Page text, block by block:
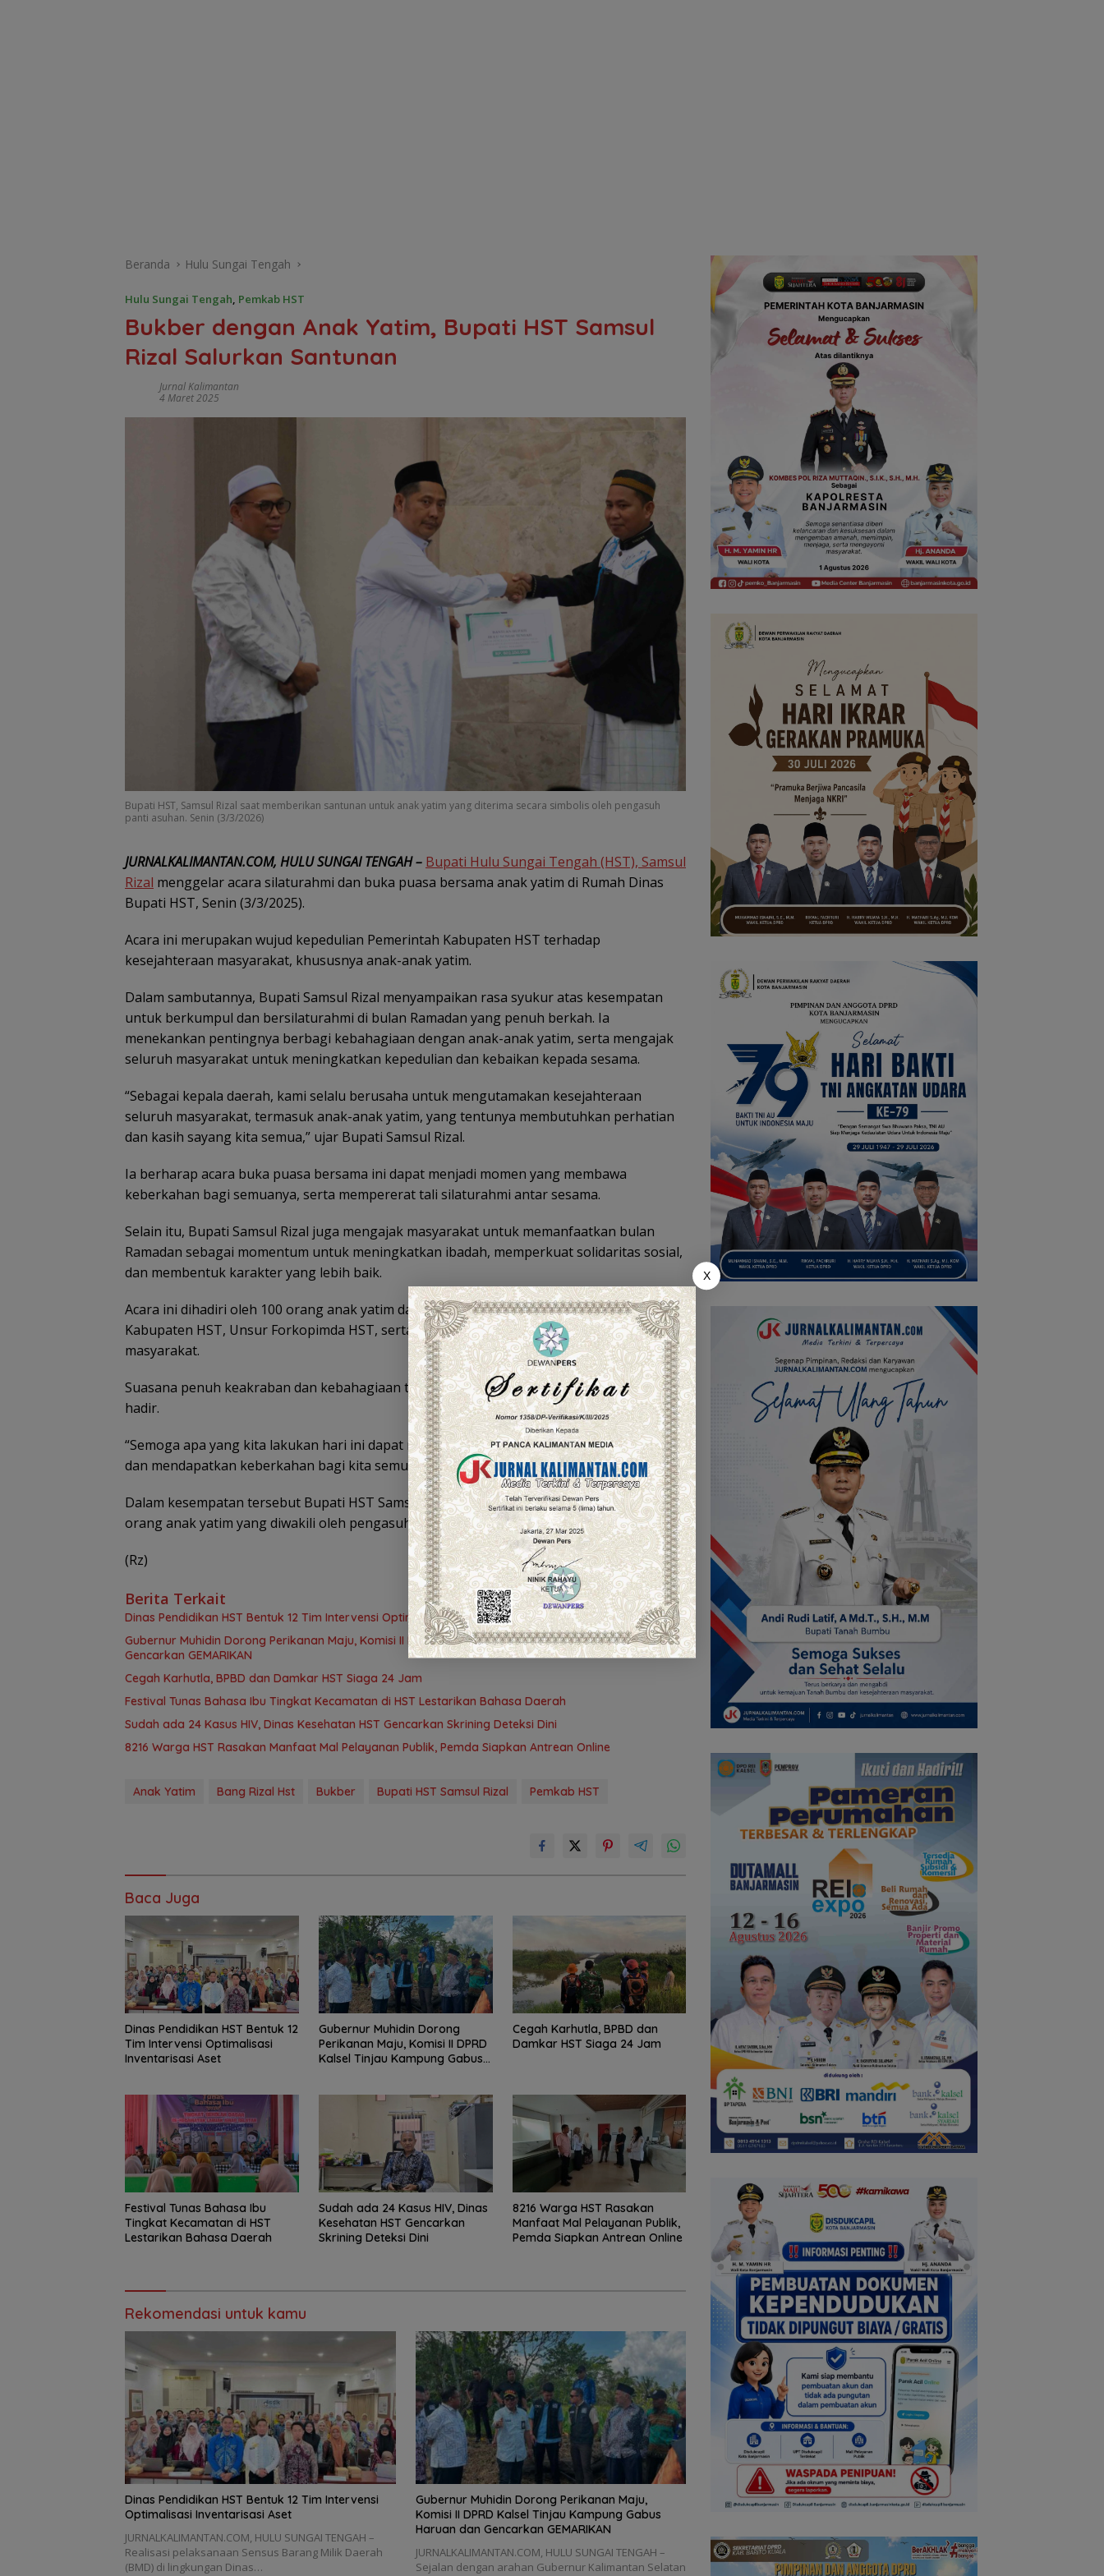
Beranda Hulu Sungai Tengah
Hulu Sungai Tengah, Pemkab HST
Bukber dengan Anak Yatim, Bupati HST Samsul
Rizal Salurkan Santunan
Jurnal Kalimantan
4 Maret 2025
Bupati HST, Samsul Rizal saat memberikan santunan untuk anak yatim yang diterima secara simbolis oleh pengasuh
panti asuhan. Senin (3/3/2026)
JURNALKALIMANTAN.COM, HULU SUNGAI TENGAH – Bupati Hulu Sungai Tengah (HST), Samsul
Rizal menggelar acara silaturahmi dan buka puasa bersama anak yatim di Rumah Dinas
Bupati HST, Senin (3/3/2025).
Acara ini merupakan wujud kepedulian Pemerintah Kabupaten HST terhadap
kesejahteraan masyarakat, khususnya anak-anak yatim.
Dalam sambutannya, Bupati Samsul Rizal menyampaikan rasa syukur atas kesempatan
untuk berkumpul dan bersilaturahmi di bulan Ramadan yang penuh berkah. Ia
menekankan pentingnya berbagi kebahagiaan dengan anak-anak yatim, serta mengajak
seluruh masyarakat untuk meningkatkan kepedulian dan kebaikan kepada sesama.
“Sebagai kepala daerah, kami selalu berusaha untuk mengutamakan kesejahteraan
seluruh masyarakat, termasuk anak-anak yatim, yang tentunya membutuhkan perhatian
dan kasih sayang kita semua,” ujar Bupati Samsul Rizal.
Ia berharap acara buka puasa bersama ini dapat menjadi momen yang membawa
keberkahan bagi semuanya, serta mempererat tali silaturahmi antar sesama.
Selain itu, Bupati Samsul Rizal juga mengajak masyarakat untuk memanfaatkan bulan
Ramadan sebagai momentum untuk meningkatkan ibadah, memperkuat solidaritas sosial,
dan membentuk karakter yang lebih baik.
Acara ini dihadiri oleh 100 orang anak yatim dari berbagai panti asuhan di wilayah
Kabupaten HST, Unsur Forkopimda HST, serta para pejabat daerah dan tokoh
masyarakat.
Suasana penuh keakraban dan kebahagiaan terpancar dari wajah anak-anak yatim yang
hadir.
“Semoga apa yang kita lakukan hari ini dapat menjadi amal yang diterima oleh Allah SWT
dan mendapatkan keberkahan bagi kita semua,” pungkas Bupati Samsul Rizal.
Dalam kesempatan tersebut Bupati HST Samsul Rizal memberikan santunan kepada 100
orang anak yatim yang diwakili oleh pengasuh panti asuhan masing-masing.
(Rz)
Berita Terkait
Dinas Pendidikan HST Bentuk 12 Tim Intervensi Optimalisasi Inventarisasi Aset
Gubernur Muhidin Dorong Perikanan Maju, Komisi II DPRD Kalsel Tinjau Kampung Gabus Haruan dan
Gencarkan GEMARIKAN
Cegah Karhutla, BPBD dan Damkar HST Siaga 24 Jam
Festival Tunas Bahasa Ibu Tingkat Kecamatan di HST Lestarikan Bahasa Daerah
Sudah ada 24 Kasus HIV, Dinas Kesehatan HST Gencarkan Skrining Deteksi Dini
8216 Warga HST Rasakan Manfaat Mal Pelayanan Publik, Pemda Siapkan Antrean Online
Anak Yatim Bang Rizal Hst Bukber Bupati HST Samsul Rizal Pemkab HST
Baca Juga
Dinas Pendidikan HST Bentuk 12
Tim Intervensi Optimalisasi
Inventarisasi Aset
Gubernur Muhidin Dorong
Perikanan Maju, Komisi II DPRD
Kalsel Tinjau Kampung Gabus
Cegah Karhutla, BPBD dan
Damkar HST Siaga 24 Jam
Festival Tunas Bahasa Ibu
Tingkat Kecamatan di HST
Lestarikan Bahasa Daerah
Sudah ada 24 Kasus HIV, Dinas
Kesehatan HST Gencarkan
Skrining Deteksi Dini
8216 Warga HST Rasakan
Manfaat Mal Pelayanan Publik,
Pemda Siapkan Antrean Online
Rekomendasi untuk kamu
Dinas Pendidikan HST Bentuk 12 Tim Intervensi
Optimalisasi Inventarisasi Aset
JURNALKALIMANTAN.COM, HULU SUNGAI TENGAH –
Realisasi pelaksanaan Sensus Barang Milik Daerah
(BMD) di lingkungan Dinas…
Gubernur Muhidin Dorong Perikanan Maju,
Komisi II DPRD Kalsel Tinjau Kampung Gabus
Haruan dan Gencarkan GEMARIKAN
JURNALKALIMANTAN.COM, HULU SUNGAI TENGAH –
Sejalan dengan arahan Gubernur Kalimantan Selatan
X